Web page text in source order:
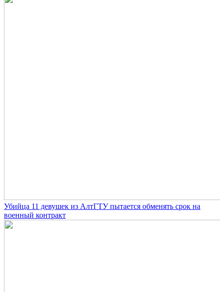
Убийца 11 девушек из АлтГТУ пытается обменять срок на
военный контракт